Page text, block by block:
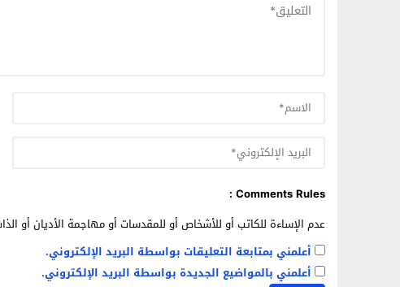
Comments Rules :
عدم الإساءة للكاتب أو للأشخاص أو للمقدسات أو مهاجمة الأديان أو
أعلمني بمتابعة التعليقات بواسطة البريد الإلكتروني.
أعلمني بالمواضيع الجديدة بواسطة البريد الإلكتروني.